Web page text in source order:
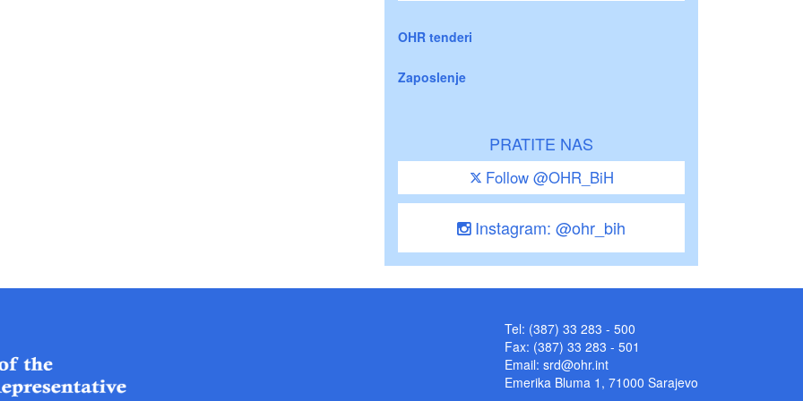
OHR tenderi
Zaposlenje
PRATITE NAS
Follow @OHR_BiH
Instagram: @ohr_bih
Tel: (387) 33 283 - 500
Fax: (387) 33 283 - 501
Email: srd@ohr.int
Emerika Bluma 1, 71000 Sarajevo